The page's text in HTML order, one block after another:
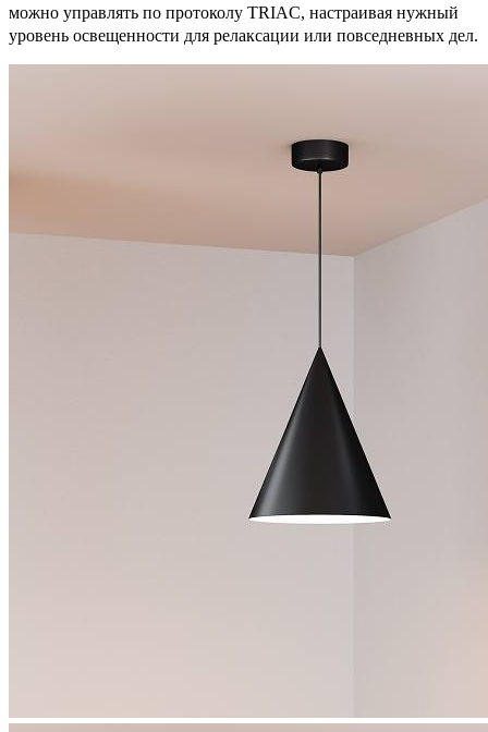
можно управлять по протоколу TRIAC, настраивая нужный
уровень освещенности для релаксации или повседневных дел.